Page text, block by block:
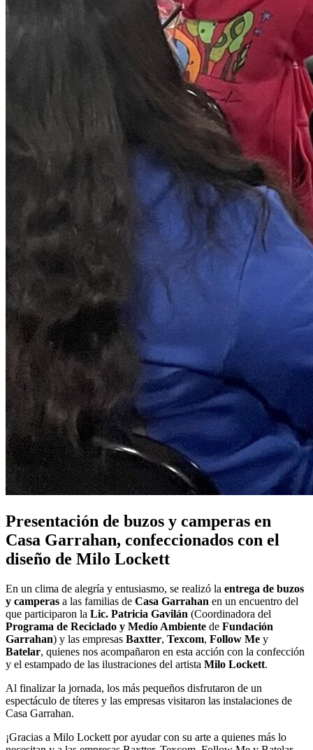
Presentación de buzos y camperas en
Casa Garrahan, confeccionados con el
diseño de Milo Lockett
En un clima de alegría y entusiasmo, se realizó la entrega de buzos
y camperas a las familias de Casa Garrahan en un encuentro del
que participaron la Lic. Patricia Gavilán (Coordinadora del
Programa de Reciclado y Medio Ambiente de Fundación
Garrahan) y las empresas Baxtter, Texcom, Follow Me y
Batelar, quienes nos acompañaron en esta acción con la confección
y el estampado de las ilustraciones del artista Milo Lockett.
Al finalizar la jornada, los más pequeños disfrutaron de un
espectáculo de títeres y las empresas visitaron las instalaciones de
Casa Garrahan.
¡Gracias a Milo Lockett por ayudar con su arte a quienes más lo